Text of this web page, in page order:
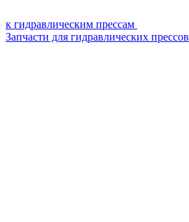
к гидравлическим прессам
Запчасти для гидравлических прессов